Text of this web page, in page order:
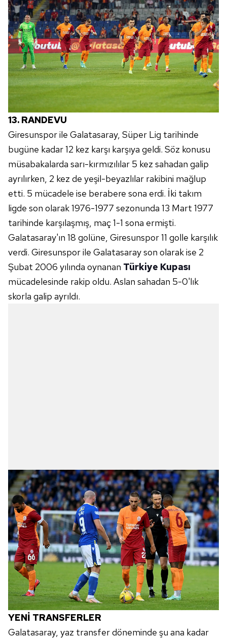
13. RANDEVU
Giresunspor ile Galatasaray, Süper Lig tarihinde
bugüne kadar 12 kez karşı karşıya geldi. Söz konusu
müsabakalarda sarı-kırmızılılar 5 kez sahadan galip
ayrılırken, 2 kez de yeşil-beyazlılar rakibini mağlup
etti. 5 mücadele ise berabere sona erdi. İki takım
ligde son olarak 1976-1977 sezonunda 13 Mart 1977
tarihinde karşılaşmış, maç 1-1 sona ermişti.
Galatasaray'ın 18 golüne, Giresunspor 11 golle karşılık
verdi. Giresunspor ile Galatasaray son olarak ise 2
Şubat 2006 yılında oynanan Türkiye Kupası
mücadelesinde rakip oldu. Aslan sahadan 5-0'lık
skorla galip ayrıldı.
YENİ TRANSFERLER
Galatasaray, yaz transfer döneminde şu ana kadar